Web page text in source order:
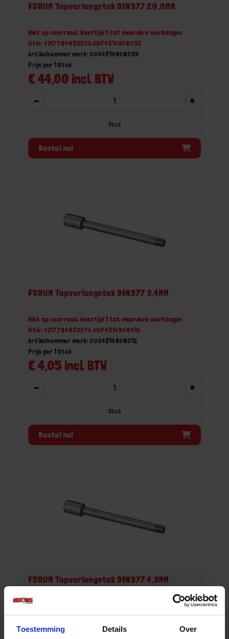
Toestemming Details Over
FORUM Tapverlengstuk DIN377 20,0MM
Niet op voorraad, levertijd 1 tot meerdere werkdagen
Gtin: 4317784823203,HGF4214908055
Artikelnummer merk: 0004214908055
€ 44,00 incl. BTW
Prijs per 1 Stuk
- +
Stuk
Bestel nu!
FORUM Tapverlengstuk DIN377 3,4MM
Niet op voorraad, levertijd 1 tot meerdere werkdagen
Gtin: 4317784823074,HGF4214908016
Artikelnummer merk: 0004214908016
€ 4,05 incl. BTW
Prijs per 1 Stuk
- +
Stuk
Bestel nu!
FORUM Tapverlengstuk DIN377 4,3MM
Niet op voorraad, levertijd 1 tot meerdere werkdagen
Gtin: 4317784823081,HGF4214908019
Artikelnummer merk: 0004214908019